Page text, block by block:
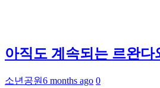
아직도 계속되는 르완다
소년공원6 months ago 0